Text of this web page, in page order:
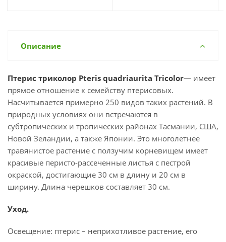
Описание
Птерис триколор Pteris quadriaurita Tricolor— имеет
прямое отношение к семейству птерисовых.
Насчитывается примерно 250 видов таких растений. В
природных условиях они встречаются в
субтропических и тропических районах Тасмании, США,
Новой Зеландии, а также Японии. Это многолетнее
травянистое растение с ползучим корневищем имеет
красивые перисто-рассеченные листья с пестрой
окраской, достигающие 30 см в длину и 20 см в
ширину. Длина черешков составляет 30 см.
Уход.
Освещение: птерис – неприхотливое растение, его